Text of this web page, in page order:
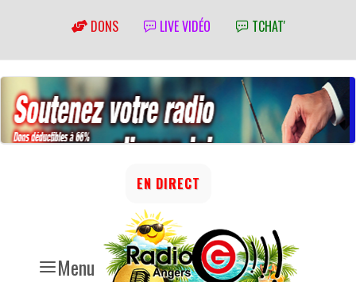
DONS LIVE VIDÉO TCHAT'
Menu
EN DIRECT